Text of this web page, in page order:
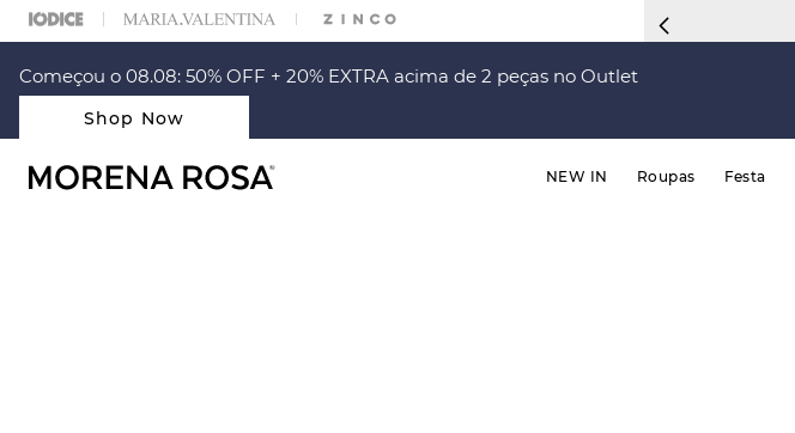
OFF NA SUA 1° COMPRA USANDO O CUPOM: PRIMEIRAMR
Começou o 08.08: 50% OFF + 20% EXTRA acima de 2 peças no Outlet
Shop Now
NEW IN Roupas Festa